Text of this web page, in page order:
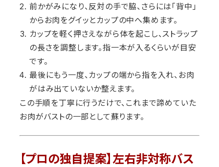
前かがみになり、反対の手で脇、さらには「背中」
からお肉をグイッとカップの中へ集めます。
カップを軽く押さえながら体を起こし、ストラップ
の長さを調整します。指一本が入るくらいが目安
です。
最後にもう一度、カップの端から指を入れ、お肉
がはみ出ていないか整えます。
この手順を丁寧に行うだけで、これまで諦めていた
お肉がバストの一部として蘇ります。
【プロの独自提案】左右非対称バス